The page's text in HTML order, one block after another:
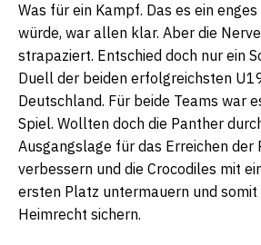
Was für ein Kampf. Das es ein
würde, war allen klar. Aber die
strapaziert. Entschied doch nur ein
Duell der beiden erfolgreichsten
Deutschland. Für beide Teams war
Spiel. Wollten doch die Panther
Ausgangslage für das Erreichen der
verbessern und die Crocodiles mit
ersten Platz untermauern und
Heimrecht sichern.